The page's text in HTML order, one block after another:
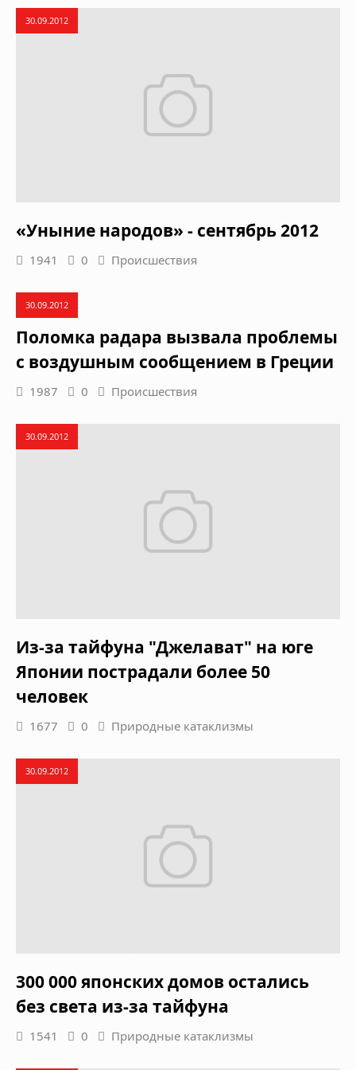
30.09.2012
«Уныние народов» - сентябрь 2012
1941 0 Происшествия
30.09.2012
Поломка радара вызвала проблемы
с воздушным сообщением в Греции
1987 0 Происшествия
30.09.2012
Из-за тайфуна "Джелават" на юге
Японии пострадали более 50
человек
1677 0 Природные катаклизмы
30.09.2012
300 000 японских домов остались
без света из-за тайфуна
1541 0 Природные катаклизмы